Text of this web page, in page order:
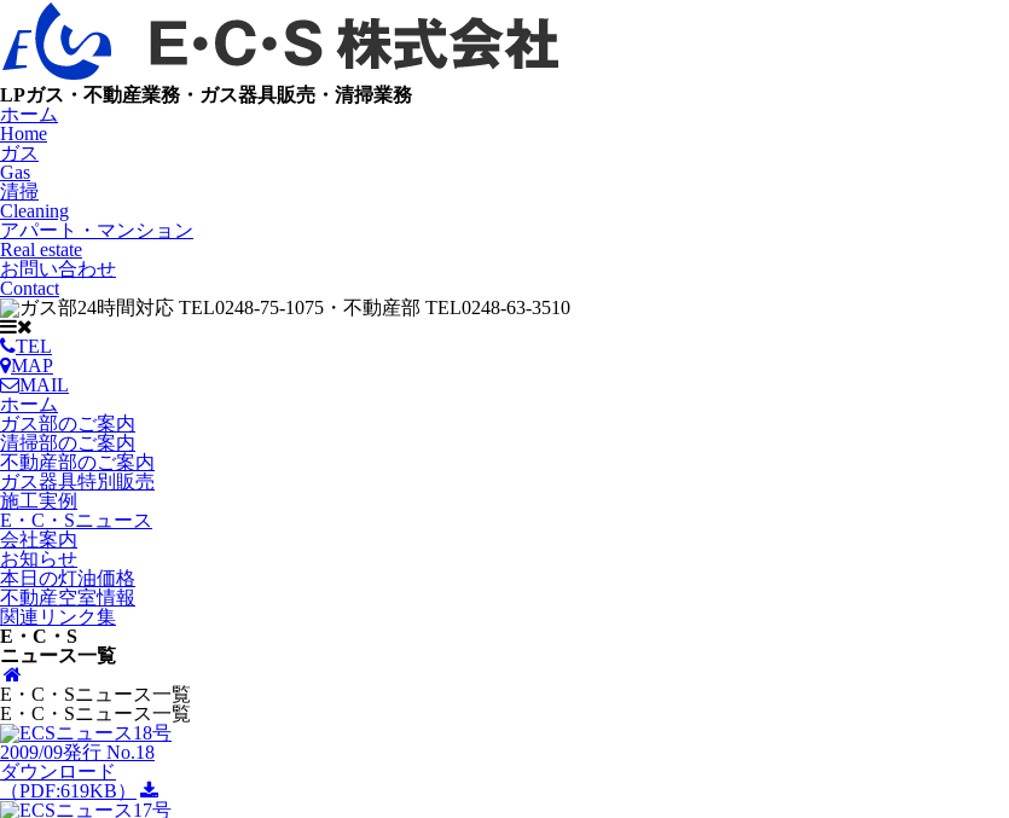
LPガス・不動産業務・ガス器具販売・清掃業務
ホーム
Home
ガス
Gas
清掃
Cleaning
アパート・マンション
Real estate
お問い合わせ
Contact
TEL
MAP
MAIL
ホーム
ガス部のご案内
清掃部のご案内
不動産部のご案内
ガス器具特別販売
施工実例
E・C・Sニュース
会社案内
お知らせ
本日の灯油価格
不動産空室情報
関連リンク集
E・C・S
ニュース一覧
E・C・Sニュース一覧
E・C・Sニュース一覧
2009/09発行 No.18
ダウンロード
（PDF:619KB）